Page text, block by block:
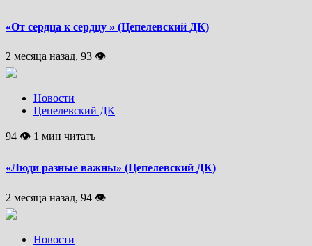
«От сердца к сердцу » (Цепелевский ДК)
2 месяца назад, 93 👁
Новости
Цепелевский ДК
94 👁 1 мин читать
«Люди разные важны» (Цепелевский ДК)
2 месяца назад, 94 👁
Новости